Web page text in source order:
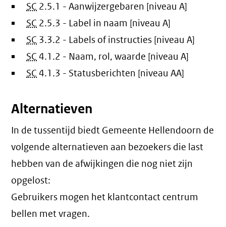
SC 2.5.1 - Aanwijzergebaren [niveau A]
SC 2.5.3 - Label in naam [niveau A]
SC 3.3.2 - Labels of instructies [niveau A]
SC 4.1.2 - Naam, rol, waarde [niveau A]
SC 4.1.3 - Statusberichten [niveau AA]
Alternatieven
In de tussentijd biedt Gemeente Hellendoorn de
volgende alternatieven aan bezoekers die last
hebben van de afwijkingen die nog niet zijn
opgelost:
Gebruikers mogen het klantcontact centrum
bellen met vragen.